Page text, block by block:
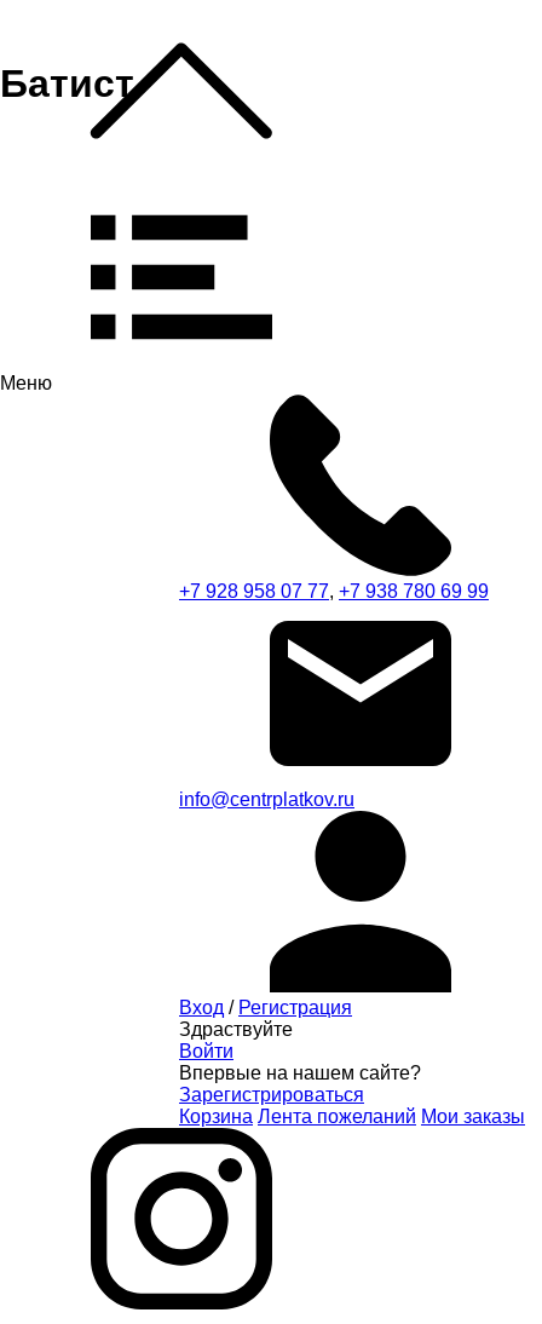
Меню
+7 928 958 07 77, +7 938 780 69 99
info@centrplatkov.ru
Вход / Регистрация
Здраствуйте
Войти
Впервые на нашем сайте?
Зарегистрироваться
Корзина Лента пожеланий Мои заказы
Батист